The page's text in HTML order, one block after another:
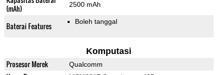
(mAh)
2500 mAh
Baterai Features Boleh tanggal
Komputasi
Prosesor Merek Qualcomm